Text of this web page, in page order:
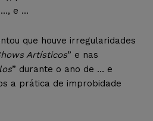
e …
que houve irregularidades
Artísticos” e nas
” durante o ano de … e
a prática de improbidade